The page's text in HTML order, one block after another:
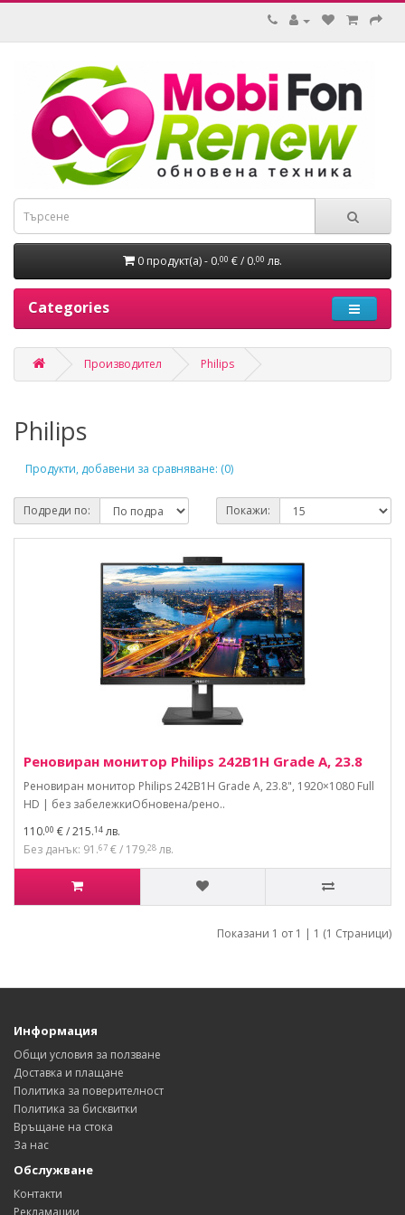
0 продукт(а) - 0.00 € / 0.00 лв.
Categories
Производител Philips
Philips
Продукти, добавени за сравняване: (0)
Подреди по: Покажи:
Реновиран монитор Philips 242B1H Grade A, 23.8
Реновиран монитор Philips 242B1H Grade A, 23.8", 1920×1080 Full
HD | без забележкиОбновена/рено..
110.00 € / 215.14 лв.
Без данък: 91.67 € / 179.28 лв.
Показани 1 от 1 | 1 (1 Страници)
Информация
Общи условия за ползване
Доставка и плащане
Политика за поверителност
Политика за бисквитки
Връщане на стока
За нас
Обслужване
Контакти
Рекламации